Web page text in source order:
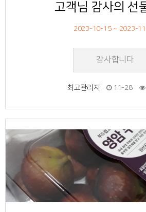
고객님 감사의 선
2023-10-15 ~ 2023-
감사합니다
최고관리자 11-28
54
작성자
작성일
조회